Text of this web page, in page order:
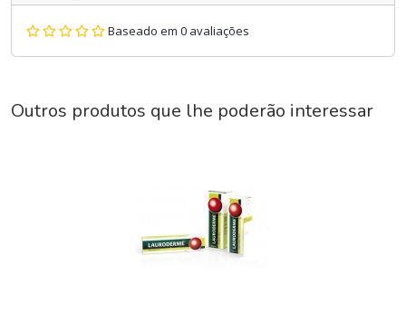
Baseado em 0 avaliações
Outros produtos que lhe poderão interessar